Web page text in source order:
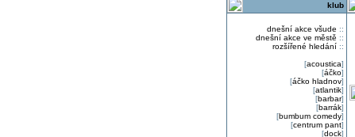
klub
dnešní akce všude ::
dnešní akce ve městě ::
rozšířené hledání::
[acoustica]
[áčko]
[áčko hladnov]
[atlantik]
[barbar]
[barrák]
[bumbum comedy]
[centrum pant]
[dock]